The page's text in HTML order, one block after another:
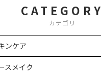
CATEGORY
カテゴリ
ンケア
スメイク